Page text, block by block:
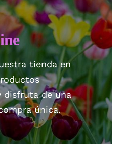
tienda en
disfruta de una
única.